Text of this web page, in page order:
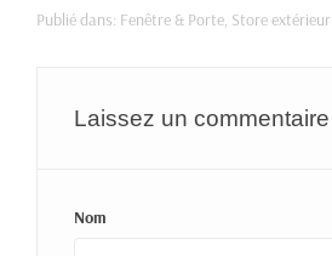
Publié dans: Fenêtre & Porte, Store extérieur
Laissez un commentaire
Nom